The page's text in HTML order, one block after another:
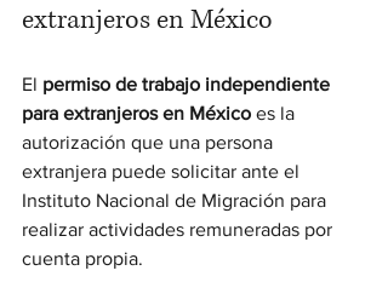
extranjeros en México
El permiso de trabajo independiente
para extranjeros en México es la
autorización que una persona
extranjera puede solicitar ante el
Instituto Nacional de Migración para
realizar actividades remuneradas por
cuenta propia.